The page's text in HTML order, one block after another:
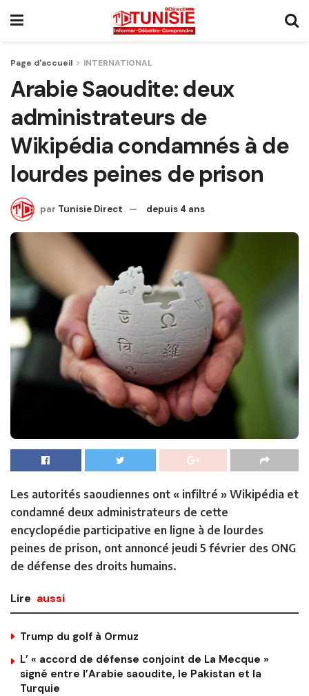
Page d'accueil INTERNATIONAL
Arabie Saoudite: deux
administrateurs de
Wikipédia condamnés à de
lourdes peines de prison
par Tunisie Direct depuis 4 ans
Les autorités saoudiennes ont « infiltré » Wikipédia et
condamné deux administrateurs de cette
encyclopédie participative en ligne à de lourdes
peines de prison, ont annoncé jeudi 5 février des ONG
de défense des droits humains.
Lire aussi
Trump du golf à Ormuz
L’ « accord de défense conjoint de La Mecque »
signé entre l’Arabie saoudite, le Pakistan et la
Turquie